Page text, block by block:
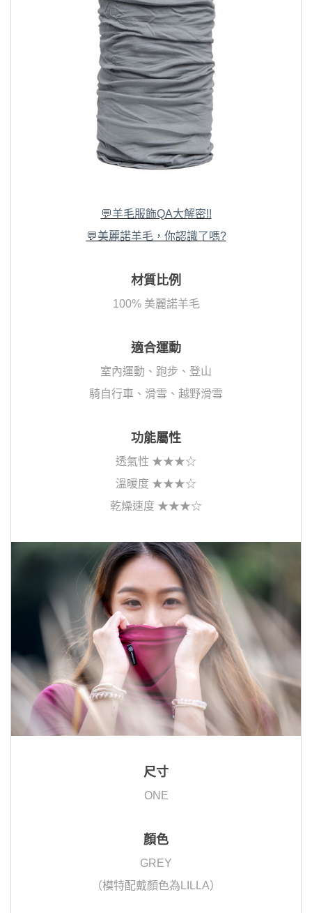
💬羊毛服飾QA大解密!!
💬美麗諾羊毛，你認識了嗎?
材質比例
100% 美麗諾羊毛
適合運動
室內運動、跑步、登山
騎自行車、滑雪、越野滑雪
功能屬性
透氣性 ★★★☆
溫暖度 ★★★☆
乾燥速度 ★★★☆
尺寸
ONE
顏色
GREY
（模特配戴顏色為LILLA）